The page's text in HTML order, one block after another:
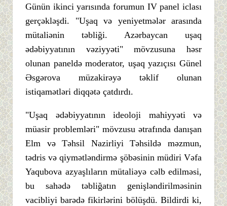
Günün ikinci yarısında forumun IV panel iclası
gerçəkləşdi. "Uşaq və yeniyetmələr arasında
mütaliənin təbliği. Azərbaycan uşaq
ədəbiyyatının vəziyyəti" mövzusuna həsr
olunan paneldə moderator, uşaq yazıçısı Günel
Əsgərova müzakirəyə təklif olunan
istiqamətləri diqqətə çatdırdı.
"Uşaq ədəbiyyatının ideoloji mahiyyəti və
müasir problemləri" mövzusu ətrafında danışan
Elm və Təhsil Nazirliyi Təhsildə məzmun,
tədris və qiymətləndirmə şöbəsinin müdiri Vəfa
Yaqubova azyaşlıların mütaliəyə cəlb edilməsi,
bu sahədə təbliğatın genişləndirilməsinin
vacibliyi barədə fikirlərini bölüşdü. Bildirdi ki,